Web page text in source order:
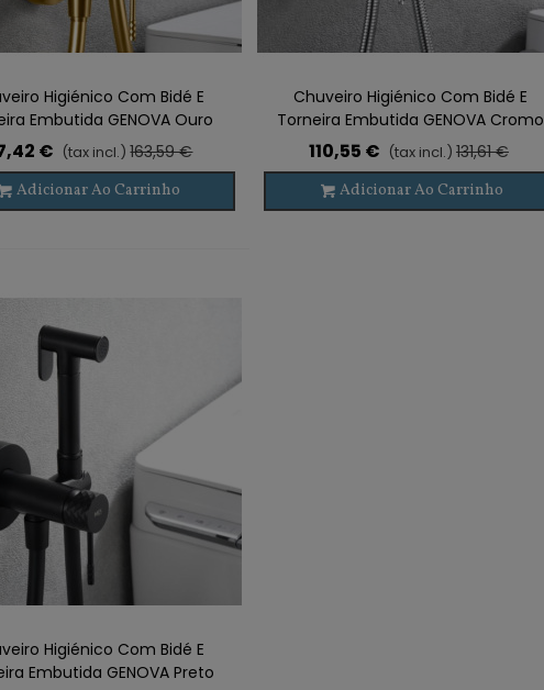
Higiénico Com Bidé E
Embutida GENOVA Ouro
€ (tax incl.) 163,59 €
Adicionar Ao Carrinho
Chuveiro Higiénico Com Bidé E
Torneira Embutida GENOVA Cromo
110,55 € (tax incl.) 131,61 €
Adicionar Ao Carrinho
Higiénico Com Bidé E
Embutida GENOVA Preto